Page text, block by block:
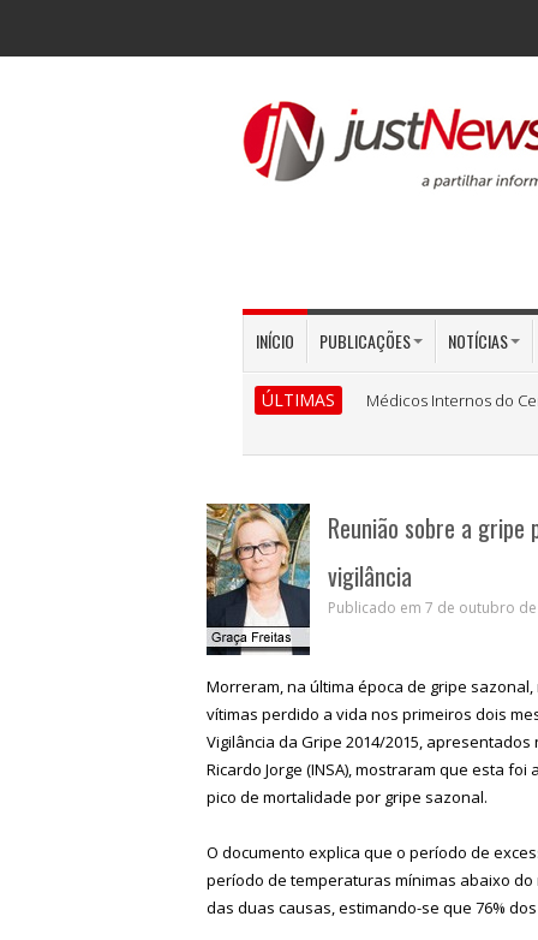
INÍCIO PUBLICAÇÕES NOTÍCIAS
ÚLTIMAS Médicos Internos do
Reunião sobre a gripe
vigilância
Publicado em 7 de outubro
Morreram, na última época de gripe
vítimas perdido a vida nos primeiros dois
Vigilância da Gripe 2014/2015,
Ricardo Jorge (INSA), mostraram que esta
pico de mortalidade por gripe sazonal.
O documento explica que o período de
período de temperaturas mínimas abaixo
das duas causas, estimando-se que 76%